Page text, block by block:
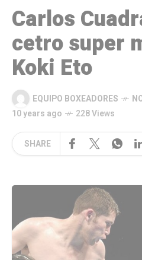
Carlos
cetro super
Koki Eto
EQUIPO BOXEADORES
10 years ago
228 Views
SHARE